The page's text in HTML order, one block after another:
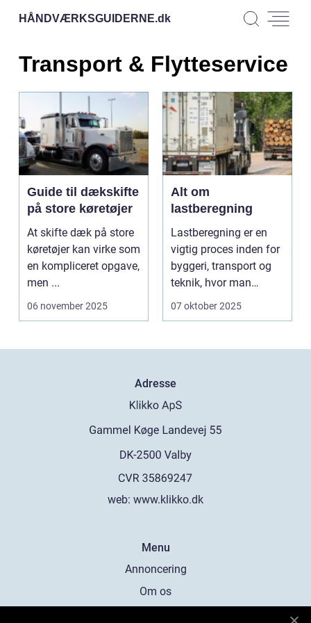
HÅNDVÆRKSGUIDERNE.dk
Transport & Flytteservice
Guide til dækskifte
på store køretøjer
At skifte dæk på store
køretøjer kan virke som
en kompliceret opgave,
men ...
06 november 2025
Alt om
lastberegning
Lastberegning er en
vigtig proces inden for
byggeri, transport og
teknik, hvor man
vurderer, hvor me...
07 oktober 2025
Adresse
web: www.klikko.dk
Menu
Annoncering
Om os